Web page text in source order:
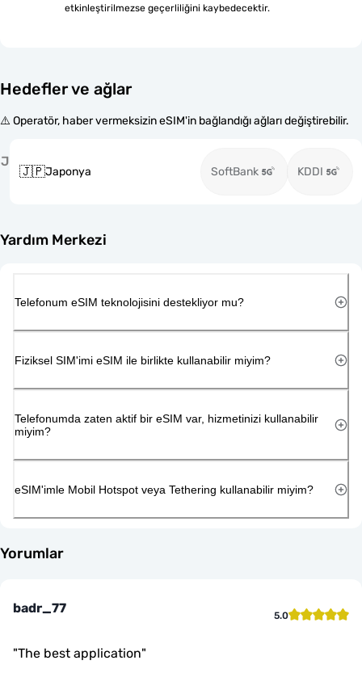
etkinleştirilmezse geçerliliğini kaybedecektir.
Hedefler ve ağlar
⚠️ Operatör, haber vermeksizin eSIM'in bağlandığı ağları değiştirebilir.
J
🇯🇵Japonya SoftBank KDDI
Yardım Merkezi
Telefonum eSIM teknolojisini destekliyor mu?
Fiziksel SIM'imi eSIM ile birlikte kullanabilir miyim?
Telefonumda zaten aktif bir eSIM var, hizmetinizi kullanabilir
miyim?
eSIM'imle Mobil Hotspot veya Tethering kullanabilir miyim?
Yorumlar
badr_77 5.0
"The best application"